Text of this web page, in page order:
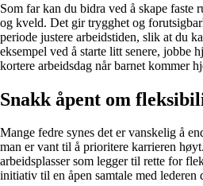
Som far kan du bidra ved å skape faste
og kveld. Det gir trygghet og
periode justere arbeidstiden, slik at du
eksempel ved å starte litt senere, jobbe
kortere arbeidsdag når barnet kommer
Snakk åpent om
Mange fedre synes det er vanskelig å
man er vant til å prioritere karrieren
arbeidsplasser som legger til rette for
initiativ til en åpen samtale med lederen